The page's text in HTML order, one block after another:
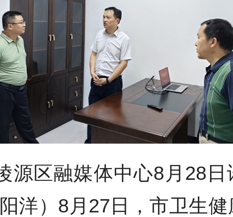
源区融媒体中心8月28日
洋）8月27日，市卫生健